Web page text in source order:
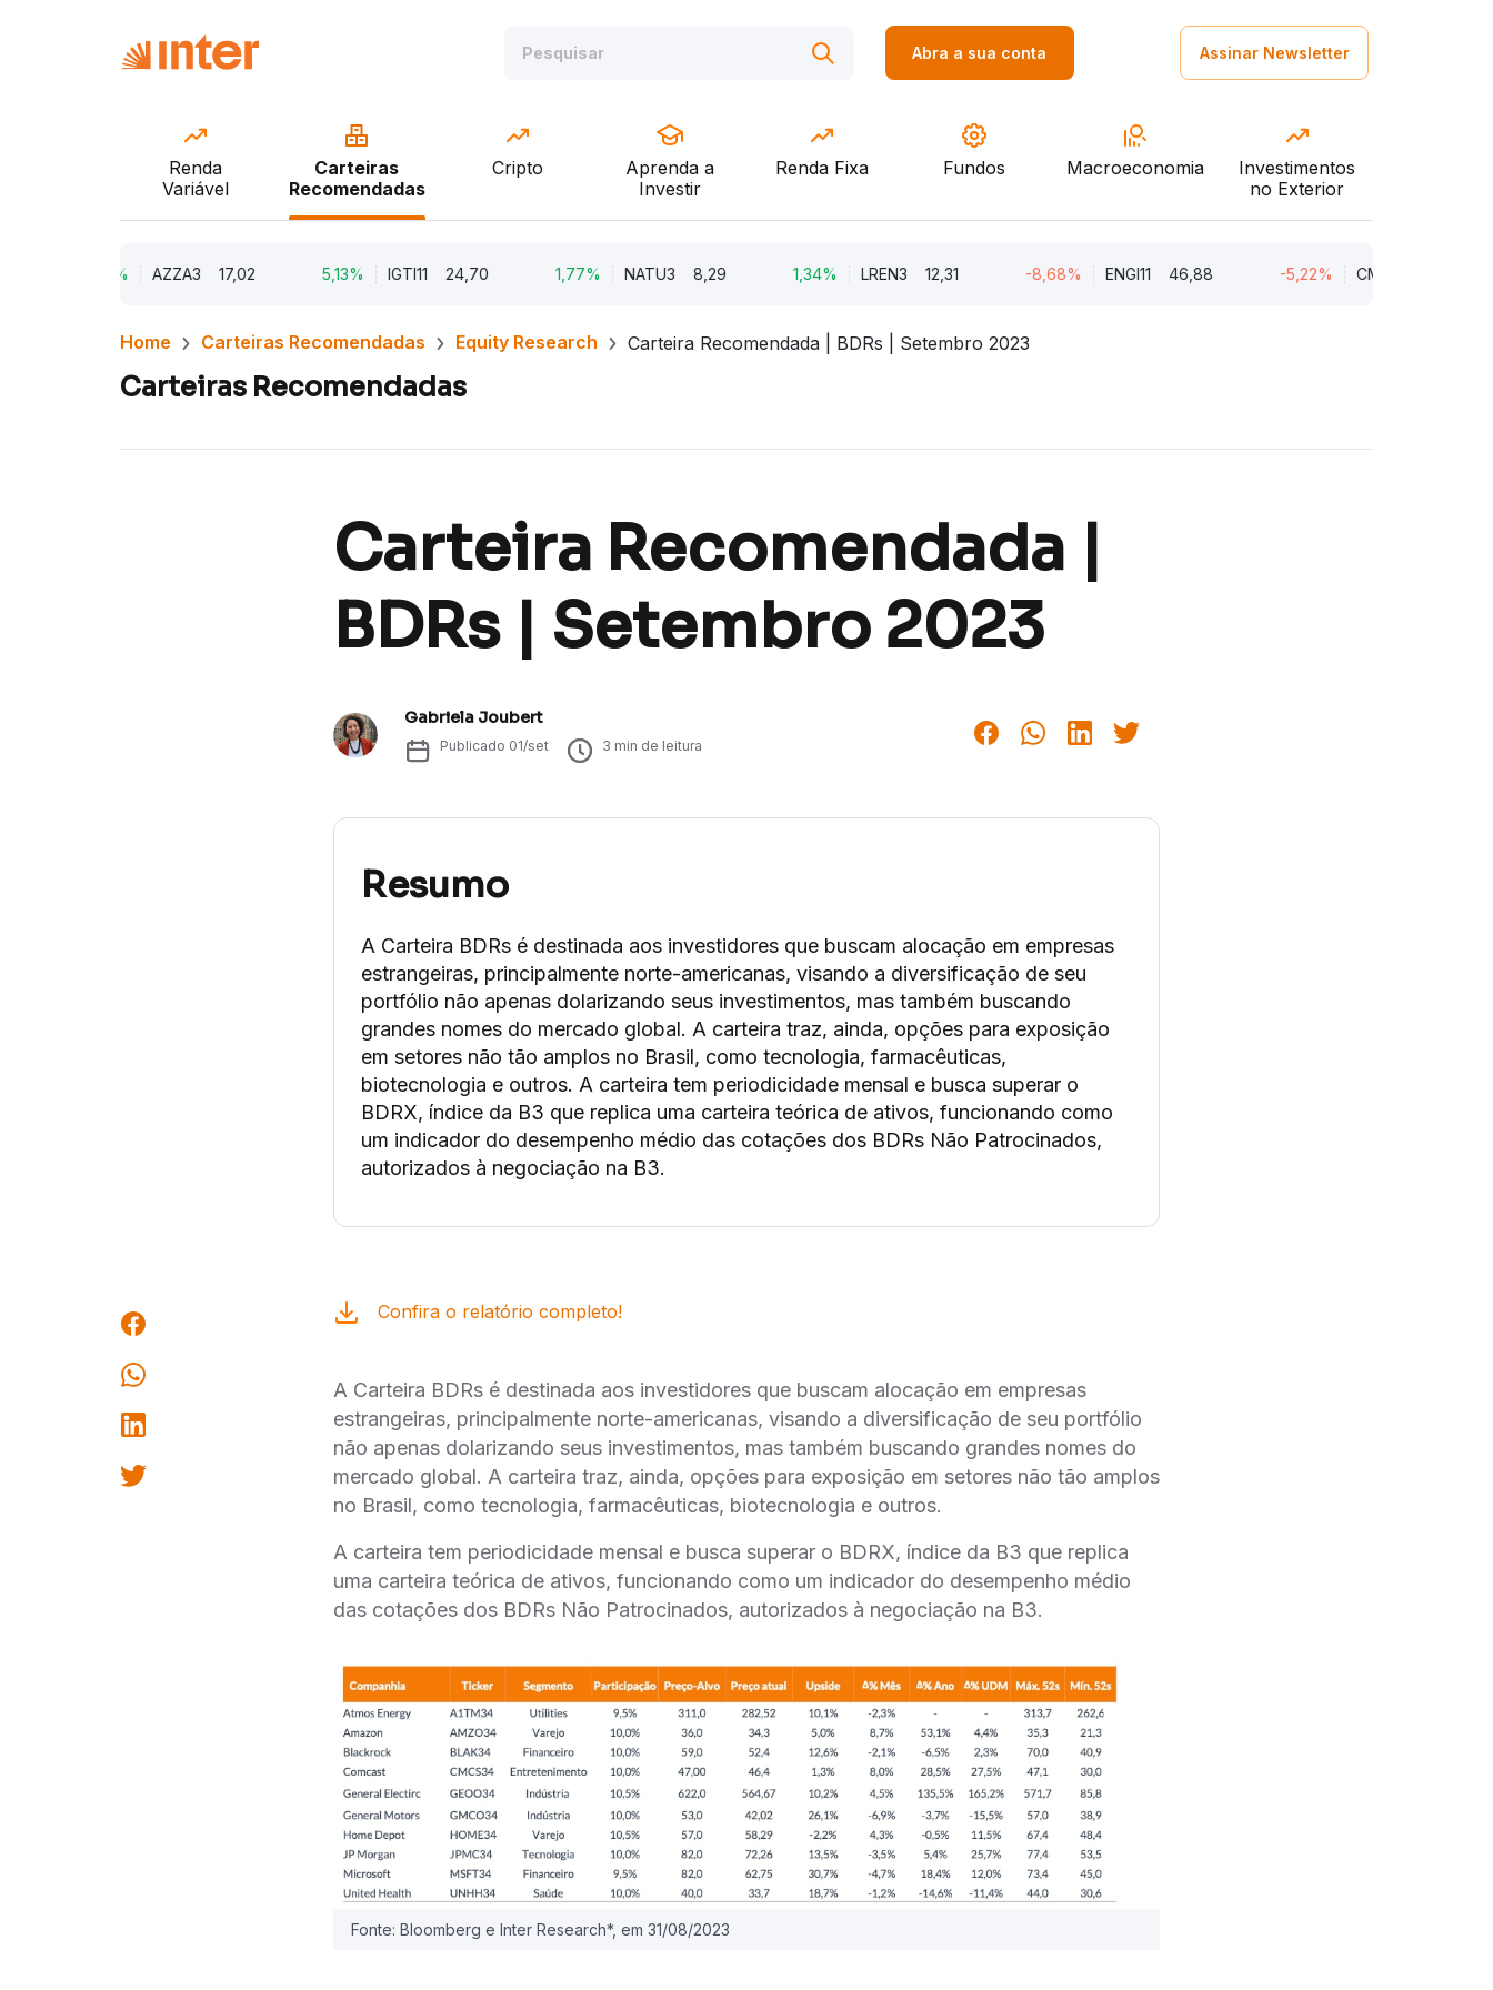
Abra a sua conta Assinar Newsletter
Renda
Variável
Carteiras
Recomendadas
Cripto
Aprenda a
Investir
Renda Fixa Fundos Macroeconomia
Investimentos
no Exterior
AZZA3 17,02 5,13% IGTI11 24,70 1,77% NATU3 8,29 1,34% LREN3 12,31 -8,68% ENGI11 46,88 -5,22% CMIN3
Home Carteiras Recomendadas Equity Research Carteira Recomendada | BDRs | Setembro 2023
Carteiras Recomendadas
Carteira Recomendada |
BDRs | Setembro 2023
Gabriela Joubert
Publicado 01/set 3 min de leitura
Resumo
A Carteira BDRs é destinada aos investidores que buscam alocação em empresas
estrangeiras, principalmente norte-americanas, visando a diversificação de seu
portfólio não apenas dolarizando seus investimentos, mas também buscando
grandes nomes do mercado global. A carteira traz, ainda, opções para exposição
em setores não tão amplos no Brasil, como tecnologia, farmacêuticas,
biotecnologia e outros. A carteira tem periodicidade mensal e busca superar o
BDRX, índice da B3 que replica uma carteira teórica de ativos, funcionando como
um indicador do desempenho médio das cotações dos BDRs Não Patrocinados,
autorizados à negociação na B3.
Confira o relatório completo!
A Carteira BDRs é destinada aos investidores que buscam alocação em empresas
estrangeiras, principalmente norte-americanas, visando a diversificação de seu portfólio
não apenas dolarizando seus investimentos, mas também buscando grandes nomes do
mercado global. A carteira traz, ainda, opções para exposição em setores não tão amplos
no Brasil, como tecnologia, farmacêuticas, biotecnologia e outros.
A carteira tem periodicidade mensal e busca superar o BDRX, índice da B3 que replica
uma carteira teórica de ativos, funcionando como um indicador do desempenho médio
das cotações dos BDRs Não Patrocinados, autorizados à negociação na B3.
Fonte: Bloomberg e Inter Research*, em 31/08/2023